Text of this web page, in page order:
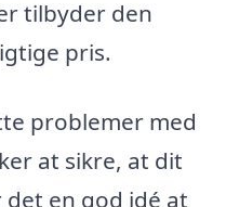
tilbyder den
pris.
problemer med
at sikre, at dit
en god idé at